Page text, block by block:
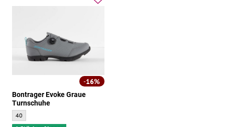
16%
Bontrager Evoke Graue
Turnschuhe
Bontrager Evoke Graue Turnschuhe - Größe:
40